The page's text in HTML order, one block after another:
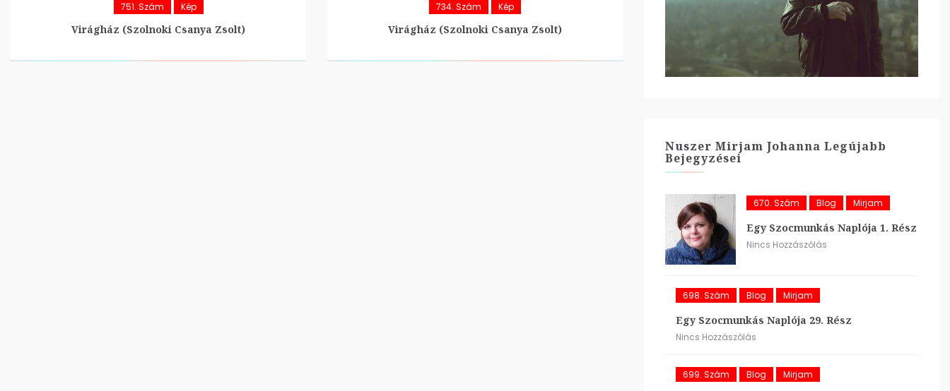
751. Szám Kép
Virágház (Szolnoki Csanya Zsolt)
734. Szám Kép
Virágház (Szolnoki Csanya Zsolt)
Nuszer Mirjam Johanna Legújabb
Bejegyzései
670. Szám Blog Mirjam
Egy Szocmunkás Naplója 1. Rész
Nincs Hozzászólás
698. Szám Blog Mirjam
Egy Szocmunkás Naplója 29. Rész
Nincs Hozzászólás
699. Szám Blog Mirjam